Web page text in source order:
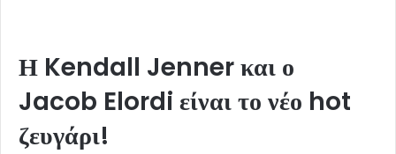
Η Kendall Jenner και ο
Jacob Elordi είναι το νέο hot
ζευγάρι!